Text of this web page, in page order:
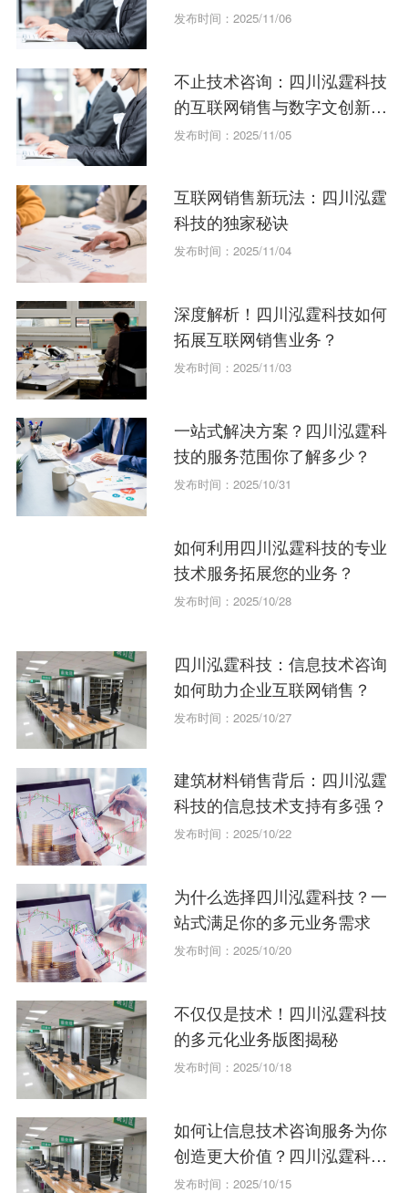
发布时间：2025/11/06
不止技术咨询：四川泓霆科技
的互联网销售与数字文创新玩
法
发布时间：2025/11/05
互联网销售新玩法：四川泓霆
科技的独家秘诀
发布时间：2025/11/04
深度解析！四川泓霆科技如何
拓展互联网销售业务？
发布时间：2025/11/03
一站式解决方案？四川泓霆科
技的服务范围你了解多少？
发布时间：2025/10/31
如何利用四川泓霆科技的专业
技术服务拓展您的业务？
发布时间：2025/10/28
四川泓霆科技：信息技术咨询
如何助力企业互联网销售？
发布时间：2025/10/27
建筑材料销售背后：四川泓霆
科技的信息技术支持有多强？
发布时间：2025/10/22
为什么选择四川泓霆科技？一
站式满足你的多元业务需求
发布时间：2025/10/20
不仅仅是技术！四川泓霆科技
的多元化业务版图揭秘
发布时间：2025/10/18
如何让信息技术咨询服务为你
创造更大价值？四川泓霆科技
告诉你！
发布时间：2025/10/15